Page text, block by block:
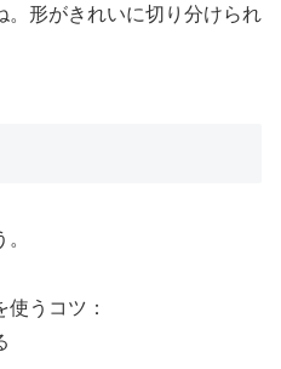
。形がきれいに切り分けられ
うコツ：